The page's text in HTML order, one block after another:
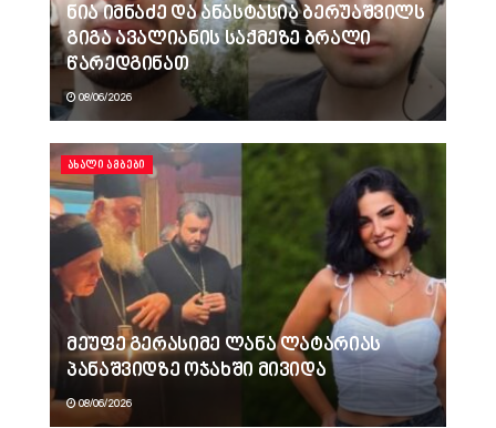
ნია იმნაძე და ანასტასია ბერუაშვილს
გიგა ავალიანის საქმეზე ბრალი
წარედგინათ
08/06/2026
ᲐᲮᲐᲚᲘ ᲐᲛᲑᲔᲑᲘ
მეუფე გერასიმე ლანა ლატარიას
პანაშვიდზე ოჯახში მივიდა
08/06/2026